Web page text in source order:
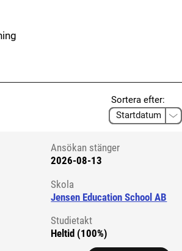
Sortera efter:
Ansökan stänger
2026-08-13
Skola
Jensen Education School AB
Studietakt
Heltid (100%)